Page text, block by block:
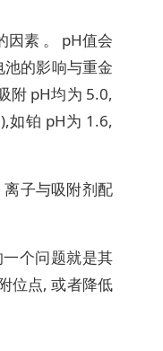
因素 。 pH值会
的影响与重金
附 pH均为 5.0,
如铂 pH为 1.6,
子与吸附剂配
个问题就是其
位点, 或者降低